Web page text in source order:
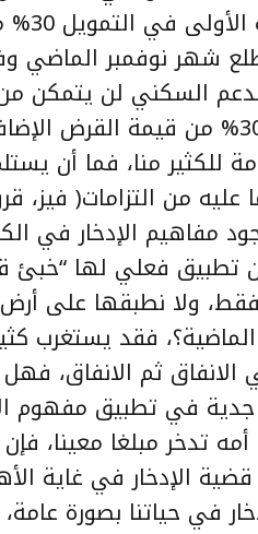
شهر نوفمبر الماضي
السكني لن يتمكن
والمصارف ما لم يسدد 30% من
للكثير منا، فما أن
عليه من التزامات(
مفاهيم الإدخار في
تطبيق فعلي لها
ولا نطبقها على أرض
فقد يستغرب
الانفاق ثم الانفاق،
جدية في تطبيق مفهوم
أمه تدخر مبلغا
الإدخار في غاية
في حياتنا بصورة